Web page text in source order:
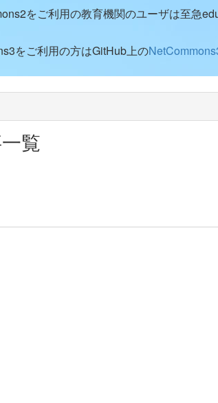
をご利用の教育機関のユーザは至急
をご利用の方はGitHub上の
覧